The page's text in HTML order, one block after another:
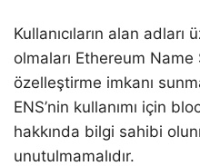
Kullanıcıların alan
olmaları Ethereum Name
özelleştirme imkanı
ENS’nin kullanımı için
hakkında bilgi sahibi
unutulmamalıdır.